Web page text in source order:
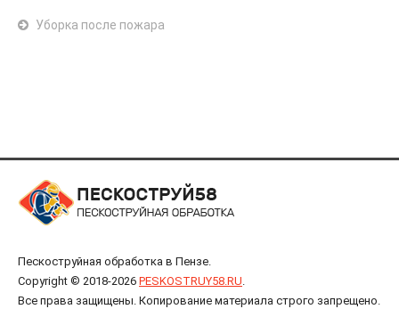
Уборка после пожара
Пескоструйная обработка в Пензе.
Copyright © 2018-2026 PESKOSTRUY58.RU.
Все права защищены. Копирование материала строго запрещено.